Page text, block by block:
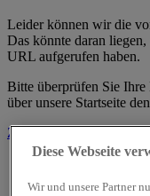
Leider können wir die
Das könnte daran liegen,
URL aufgerufen haben.
Bitte überprüfen Sie Ihre
über unsere Startseite
Zur Startseite
Diese Webseite
Wir und unsere Partner